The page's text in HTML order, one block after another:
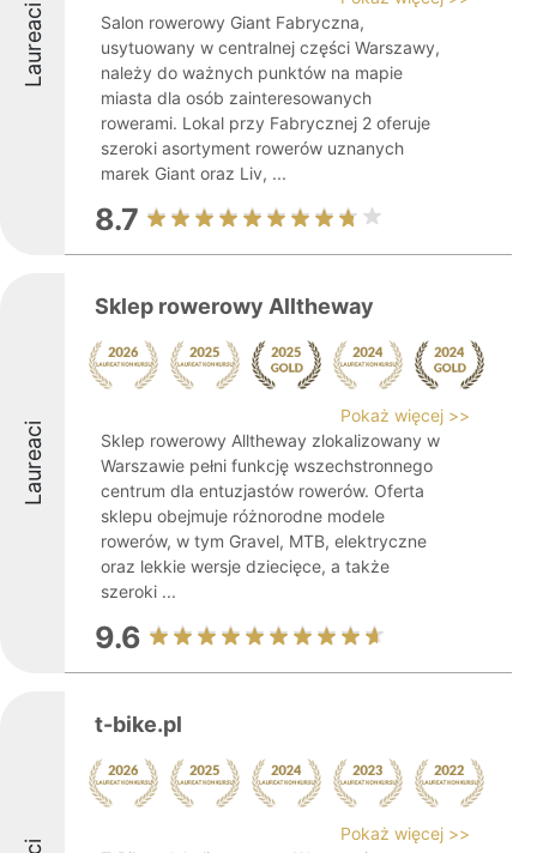
Laureaci
Salon rowerowy Giant Fabryczna,
usytuowany w centralnej części Warszawy,
należy do ważnych punktów na mapie
miasta dla osób zainteresowanych
rowerami. Lokal przy Fabrycznej 2 oferuje
szeroki asortyment rowerów uznanych
marek Giant oraz Liv, ...
8.7
Laureaci
Sklep rowerowy Alltheway
Pokaż więcej >>
Sklep rowerowy Alltheway zlokalizowany w
Warszawie pełni funkcję wszechstronnego
centrum dla entuzjastów rowerów. Oferta
sklepu obejmuje różnorodne modele
rowerów, w tym Gravel, MTB, elektryczne
oraz lekkie wersje dziecięce, a także
szeroki ...
9.6
t-bike.pl
Pokaż więcej >>